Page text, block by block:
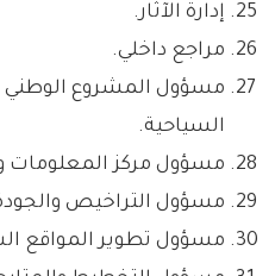
إدارة الآثار.
مراجع داخلي.
مسؤول المشروع الوطني
السياحية.
مسؤول مركز المعلومات
مسؤول التراخيص
مسؤول تطوير المواقع